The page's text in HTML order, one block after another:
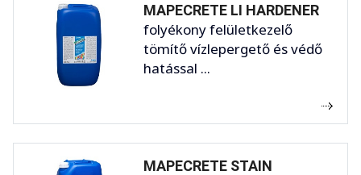
MAPECRETE LI HARDENER
folyékony felületkezelő
tömítő vízlepergető és védő
hatással ...
MAPECRETE STAIN